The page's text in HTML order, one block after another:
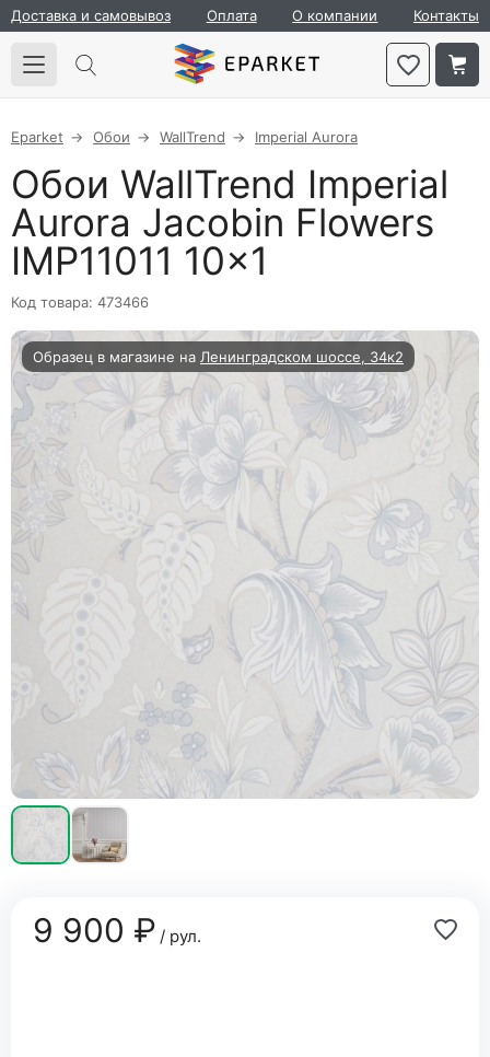
Доставка и самовывоз Оплата О компании Контакты
Eparket Обои WallTrend Imperial Aurora
Обои WallTrend Imperial
Aurora Jacobin Flowers
IMP11011 10×1
Код товара: 473466
Образец в магазине на Ленинградском шоссе, 34к2
9 900 ₽/ рул.